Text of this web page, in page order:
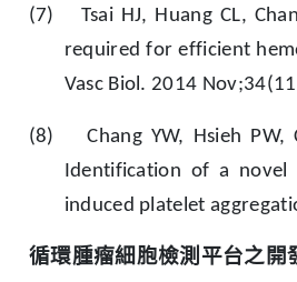
(7)
Tsai HJ, Huang CL,
required for efficient
Vasc Biol. 2014
(8)
Chang YW, Hsieh PW,
Identification of a novel
induced platelet
循環腫瘤細胞檢測平台之開